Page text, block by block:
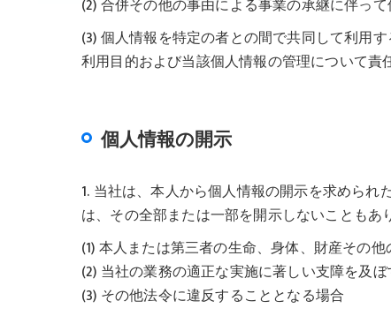
(2) 合併その他の事由による事業の承継に伴っ
(3) 個人情報を特定の者との間で共同して利用
利用目的および当該個人情報の管理について責
個人情報の開示
1. 当社は、本人から個人情報の開示を求めら
は、その全部または一部を開示しないこともあ
(1) 本人または第三者の生命、身体、財産その
(2) 当社の業務の適正な実施に著しい支障を及
(3) その他法令に違反することとなる場合